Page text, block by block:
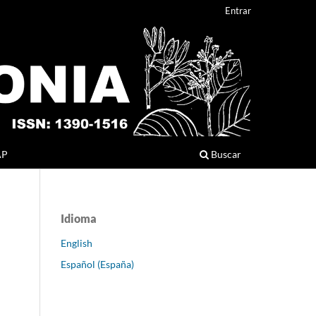
Buscar
Entrar
Idioma
English
Español (España)